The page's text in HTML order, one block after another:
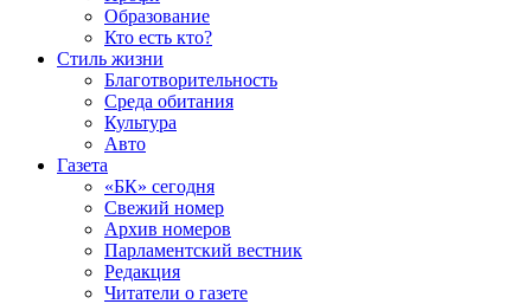
Образование
Кто есть кто?
Стиль жизни
Благотворительность
Среда обитания
Культура
Авто
Газета
«БК» сегодня
Свежий номер
Архив номеров
Парламентский вестник
Редакция
Читатели о газете